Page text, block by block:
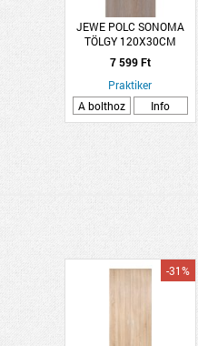
JEWE POLC SONOMA
TÖLGY 120X30CM
7 599 Ft
Praktiker
A bolthoz
Info
-31%